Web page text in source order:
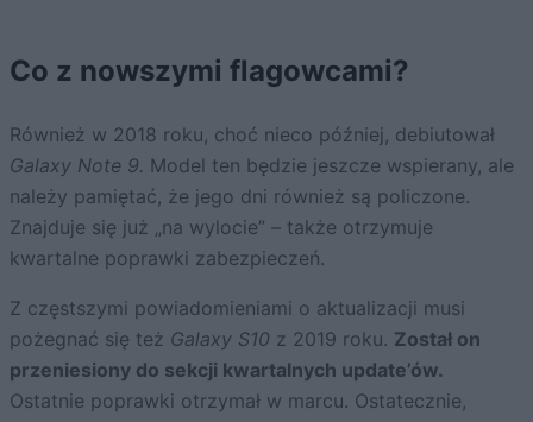
Co z nowszymi flagowcami?
Również w 2018 roku, choć nieco później, debiutował
Galaxy Note 9. Model ten będzie jeszcze wspierany, ale
należy pamiętać, że jego dni również są policzone.
Znajduje się już „na wylocie” – także otrzymuje
kwartalne poprawki zabezpieczeń.
Z częstszymi powiadomieniami o aktualizacji musi
pożegnać się też Galaxy S10 z 2019 roku. Został on
przeniesiony do sekcji kwartalnych update’ów.
Ostatnie poprawki otrzymał w marcu. Ostatecznie,